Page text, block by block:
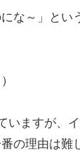
な～」とい
ますが、
の理由は難